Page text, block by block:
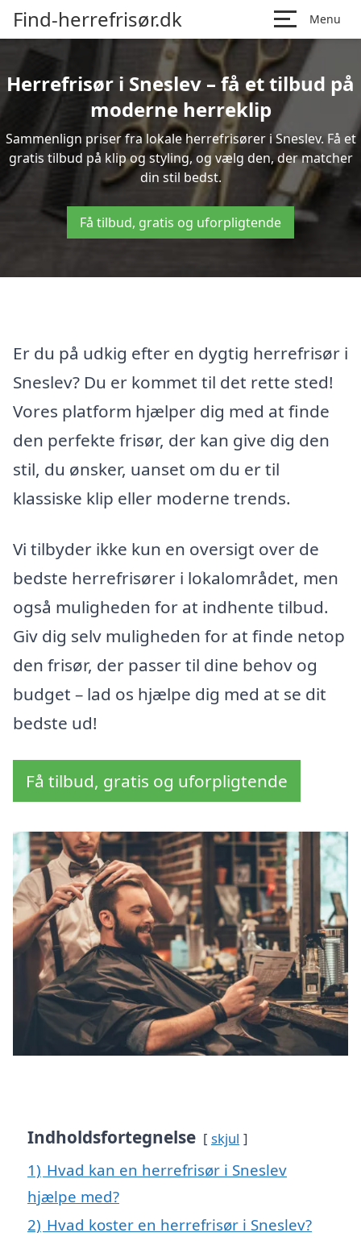
Find-herrefrisør.dk Menu
Herrefrisør i Sneslev – få et tilbud på
moderne herreklip
Sammenlign priser fra lokale herrefrisører i Sneslev. Få et
gratis tilbud på klip og styling, og vælg den, der matcher
din stil bedst.
Få tilbud, gratis og uforpligtende
Er du på udkig efter en dygtig herrefrisør i
Sneslev? Du er kommet til det rette sted!
Vores platform hjælper dig med at finde
den perfekte frisør, der kan give dig den
stil, du ønsker, uanset om du er til
klassiske klip eller moderne trends.
Vi tilbyder ikke kun en oversigt over de
bedste herrefrisører i lokalområdet, men
også muligheden for at indhente tilbud.
Giv dig selv muligheden for at finde netop
den frisør, der passer til dine behov og
budget – lad os hjælpe dig med at se dit
bedste ud!
Få tilbud, gratis og uforpligtende
Indholdsfortegnelse skjul
1) Hvad kan en herrefrisør i Sneslev
hjælpe med?
2) Hvad koster en herrefrisør i Sneslev?